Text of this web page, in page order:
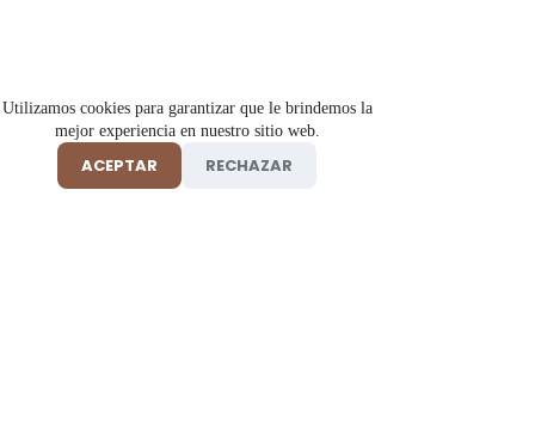
Utilizamos cookies para garantizar que le brindemos la
mejor experiencia en nuestro sitio web.
ACEPTAR RECHAZAR